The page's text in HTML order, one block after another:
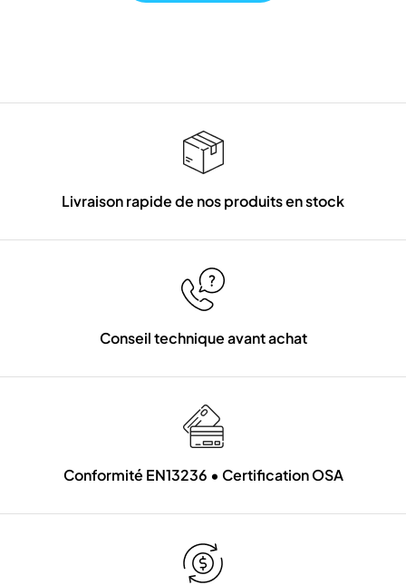
Livraison rapide de nos produits en stock
Conseil technique avant achat
Conformité EN13236 • Certification OSA